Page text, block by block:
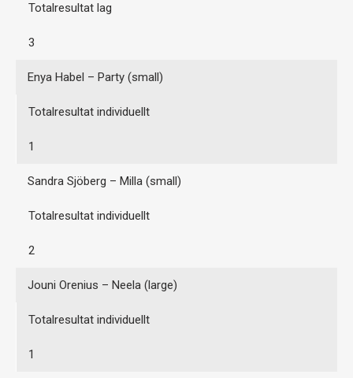
Totalresultat lag
3
Enya Habel – Party (small)
Totalresultat individuellt
1
Sandra Sjöberg – Milla (small)
Totalresultat individuellt
2
Jouni Orenius – Neela (large)
Totalresultat individuellt
1